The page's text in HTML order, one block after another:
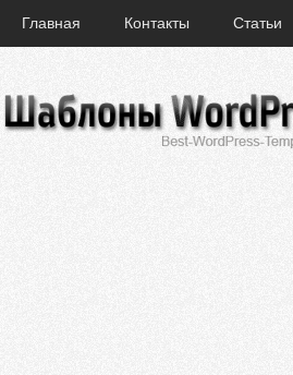
Главная Контакты Статьи